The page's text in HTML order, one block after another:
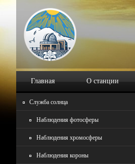
Главная О станции
Служба солнца
Наблюдения фотосферы
Наблюдения хромосферы
Наблюдения короны